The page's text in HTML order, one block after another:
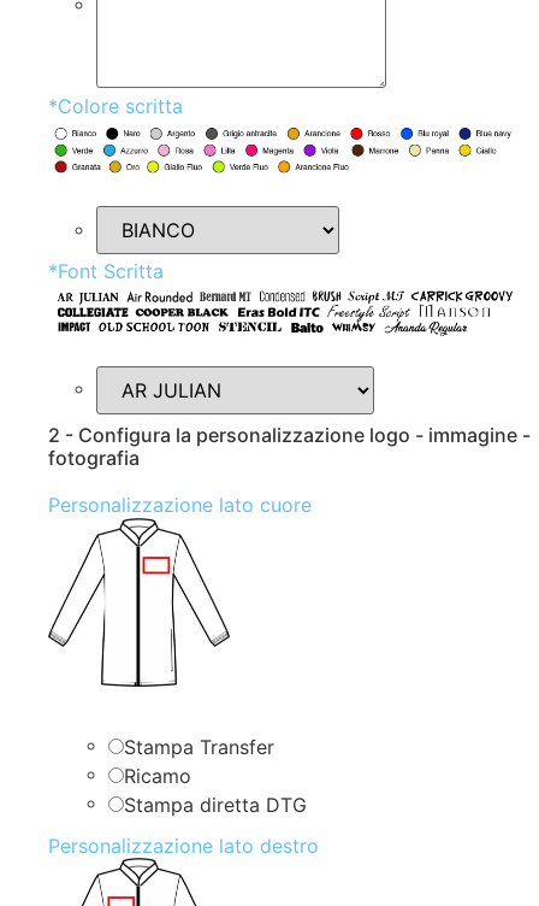
*Colore scritta
*Font Scritta
2 - Configura la personalizzazione logo - immagine -
fotografia
Personalizzazione lato cuore
Stampa Transfer
Ricamo
Stampa diretta DTG
Personalizzazione lato destro